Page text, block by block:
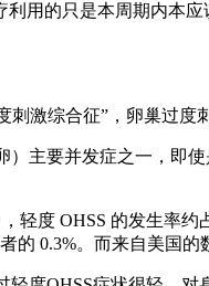
用的只是本周期内本
激综合征”，卵巢过度
）主要并发症之一，即
轻度 OHSS 的发生率约
的 0.3%。而来自美国